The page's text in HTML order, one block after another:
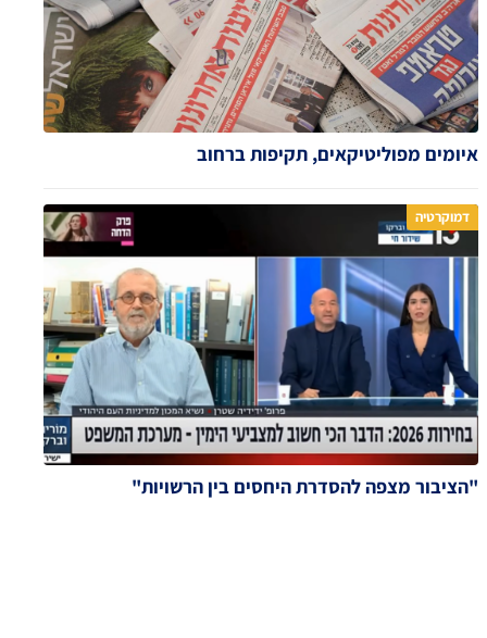
איומים מפוליטיקאים, תקיפות ברחוב
דמוקרטיה
"הציבור מצפה להסדרת היחסים בין הרשויות"